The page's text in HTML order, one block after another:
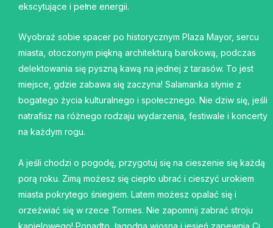
ekscytujące i pełne energii.
Wyobraź sobie spacer po historycznym Plaza Mayor, sercu
miasta, otoczonym piękną architekturą barokową, podczas
delektowania się pyszną kawą na jednej z tarasów. To jest
miejsce, gdzie zabawa się zaczyna! Salamanka słynie z
bogatego życia kulturalnego i społecznego. Nie dziw się, jeśli
natrafisz na różnego rodzaju wydarzenia, festiwale i koncerty
na każdym rogu.
A jeśli chodzi o pogodę, przygotuj się na cieszenie się każdą
porą roku. Zimą możesz się ciepło ubrać i cieszyć urokiem
miasta pokrytego śniegiem. Latem możesz opalać się i
orzeźwiać się w rzece Tormes. Nie zapomnij zabrać stroju
kąpielowego! Ponadto, łagodna wiosna i jesień zapewnią Ci